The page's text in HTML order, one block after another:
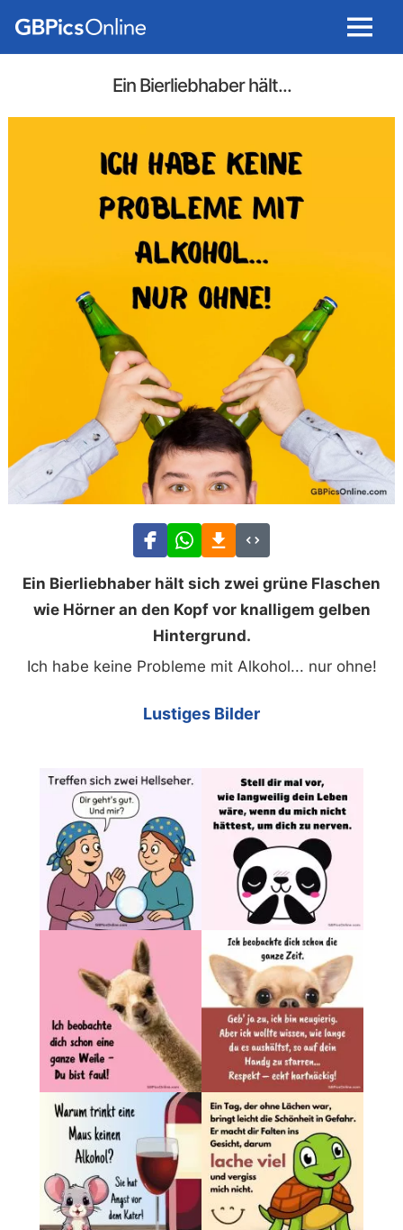
Menu
Ein Bierliebhaber hält...
Ein Bierliebhaber hält sich zwei grüne Flaschen
wie Hörner an den Kopf vor knalligem gelben
Hintergrund.
Ich habe keine Probleme mit Alkohol... nur ohne!
Lustiges Bilder